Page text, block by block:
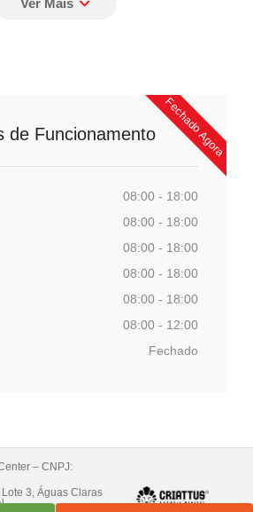
Alta
Fechado Agora
de Funcionamento
08:00 - 18:00
08:00 - 18:00
08:00 - 18:00
08:00 - 18:00
08:00 - 18:00
08:00 - 12:00
Fechado
– CNPJ:
3, Águas Claras